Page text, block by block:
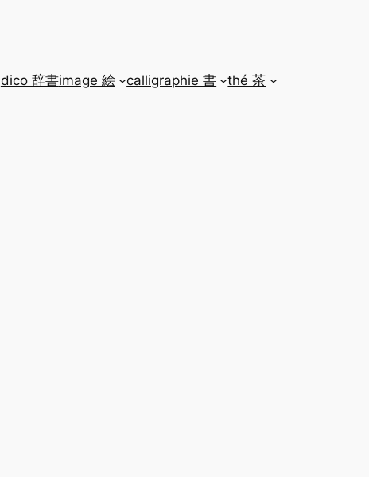
dico 辞書image 絵 calligraphie 書 thé 茶